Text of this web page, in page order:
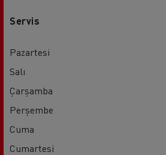
Servis
Pazartesi
Salı
Çarşamba
Perşembe
Cuma
Cumartesi